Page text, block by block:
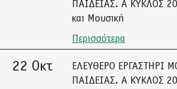
ΠΑΙΔΕΙΑΣ. A ΚΥΚΛΟΣ
και Μουσική
Περισσότερα
22 Οκτ
ΕΛΕΥΘΕΡΟ ΕΡΓΑΣΤΗΡΙ
ΠΑΙΔΕΙΑΣ. A ΚΥΚΛΟΣ